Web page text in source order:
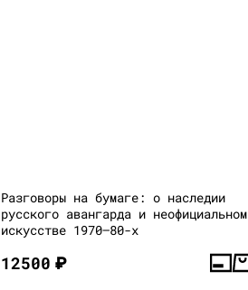
Разговоры на бумаге: о наследии
русского авангарда и неофициальном
искусстве 1970–80-х
12500₽